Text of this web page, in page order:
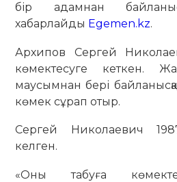
бір адамнан
хабарлайды Egemen.kz.
Архипов Сергей
көмектесуге кеткен.
маусымнан бері
көмек сұрап отыр.
Сергей Николаевич
келген.
«Оны табуға